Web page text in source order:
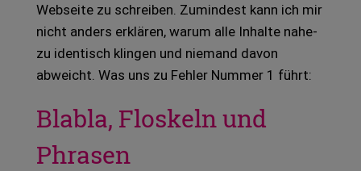
Web­sei­te zu schrei­ben. Zumin­dest kann ich mir
nicht anders erklä­ren, warum alle Inhal­te nahe­
zu iden­tisch klin­gen und nie­mand davon
abweicht. Was uns zu Feh­ler Num­mer 1 führt:
Blabla, Floskeln und
Phrasen